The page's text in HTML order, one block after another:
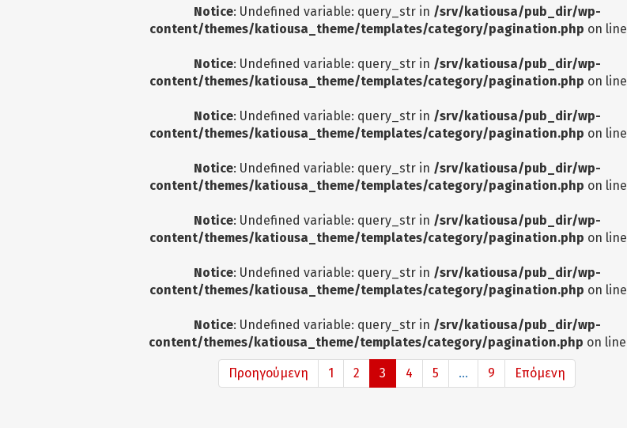
Notice: Undefined variable: query_str in /srv/katiousa/pub_dir/wp-
content/themes/katiousa_theme/templates/category/pagination.php on line
Notice: Undefined variable: query_str in /srv/katiousa/pub_dir/wp-
content/themes/katiousa_theme/templates/category/pagination.php on line
Notice: Undefined variable: query_str in /srv/katiousa/pub_dir/wp-
content/themes/katiousa_theme/templates/category/pagination.php on line
Notice: Undefined variable: query_str in /srv/katiousa/pub_dir/wp-
content/themes/katiousa_theme/templates/category/pagination.php on line
Notice: Undefined variable: query_str in /srv/katiousa/pub_dir/wp-
content/themes/katiousa_theme/templates/category/pagination.php on line
Notice: Undefined variable: query_str in /srv/katiousa/pub_dir/wp-
content/themes/katiousa_theme/templates/category/pagination.php on line
Notice: Undefined variable: query_str in /srv/katiousa/pub_dir/wp-
content/themes/katiousa_theme/templates/category/pagination.php on line
Προηγούμενη 1 2 3 4 5 ... 9 Επόμενη